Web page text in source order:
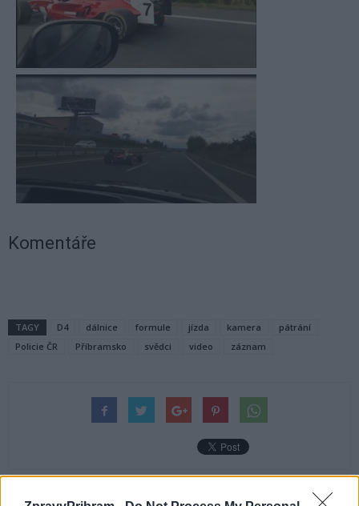
Komentáře
TAGY D4 dálnice formule jízda kamera
pátrání
Policie ČR
Příbramsko svědci video záznam